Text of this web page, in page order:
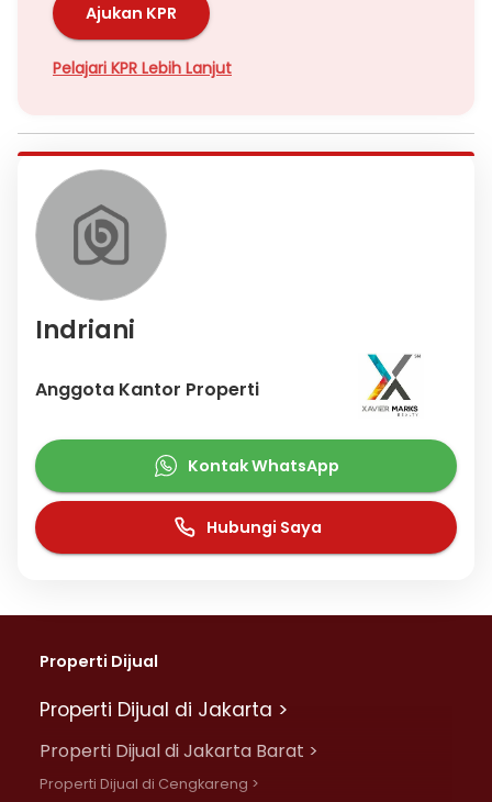
Ajukan KPR
Pelajari KPR Lebih Lanjut
Indriani
Anggota Kantor Properti
Kontak WhatsApp
Hubungi Saya
Properti Dijual
Properti Dijual di Jakarta >
Properti Dijual di Jakarta Barat >
Properti Dijual di Cengkareng >